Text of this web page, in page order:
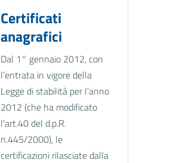
Certificati
anagrafici
Dal 1° gennaio 2012, con
l’entrata in vigore della
Legge di stabilità per l’anno
2012 (che ha modificato
l'art.40 del d.p.R.
n.445/2000), le
certificazioni rilasciate dalla